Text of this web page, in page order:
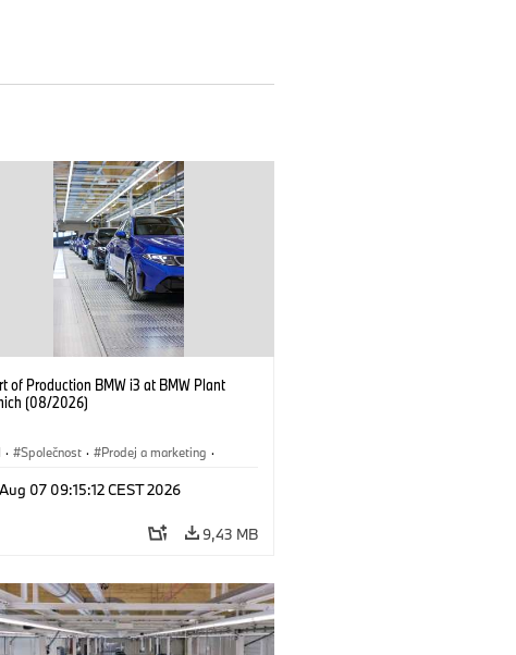
of Production BMW i3 at BMW Plant
(08/2026)
· Společnost · Prodej a marketing ·
07 09:15:12 CEST 2026
9,43 MB